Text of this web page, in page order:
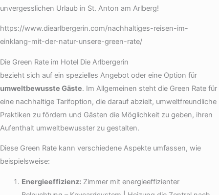
unvergesslichen Urlaub in St. Anton am Arlberg!
https://www.diearlbergerin.com/nachhaltiges-reisen-im-
einklang-mit-der-natur-unsere-green-rate/
Die Green Rate im Hotel Die Arlbergerin
bezieht sich auf ein spezielles Angebot oder eine Option für
umweltbewusste Gäste. Im Allgemeinen steht die Green Rate für
eine nachhaltige Tarifoption, die darauf abzielt, umweltfreundliche
Praktiken zu fördern und Gästen die Möglichkeit zu geben, ihren
Aufenthalt umweltbewusster zu gestalten.
Diese Green Rate kann verschiedene Aspekte umfassen, wie
beispielsweise:
Energieeffizienz:Zimmer mit energieeffizienter